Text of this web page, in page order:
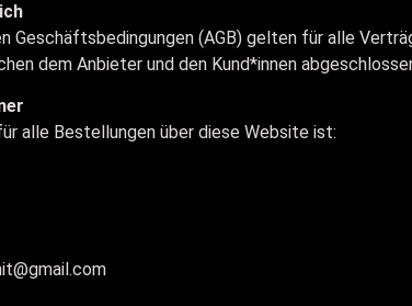
Geschäftsbedingungen (AGB) gelten für alle
dem Anbieter und den Kund*innen
alle Bestellungen über diese Website ist: